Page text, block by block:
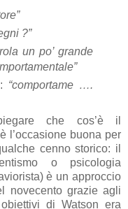
?”
un po’ grande
“comportame ….
che cos’è il
l’occasione buona per
cenno storico: il
o psicologia
è un approccio
novecento grazie agli
di Watson era